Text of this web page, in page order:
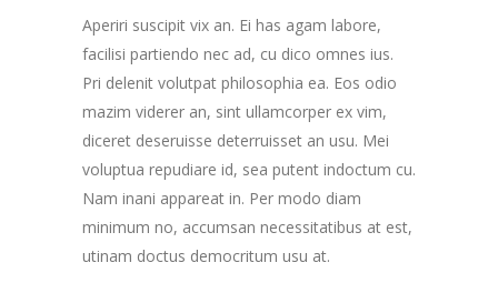
Aperiri suscipit vix an. Ei has agam labore,
facilisi partiendo nec ad, cu dico omnes ius.
Pri delenit volutpat philosophia ea. Eos odio
mazim viderer an, sint ullamcorper ex vim,
diceret deseruisse deterruisset an usu. Mei
voluptua repudiare id, sea putent indoctum cu.
Nam inani appareat in. Per modo diam
minimum no, accumsan necessitatibus at est,
utinam doctus democritum usu at.